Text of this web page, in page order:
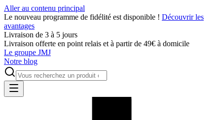
Aller au contenu principal
Le nouveau programme de fidélité est disponible ! Découvrir les
avantages
Livraison de 3 à 5 jours
Livraison offerte en point relais et à partir de 49€ à domicile
Le groupe JMJ
Notre blog